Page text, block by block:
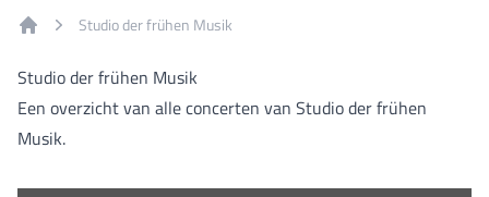
Studio der frühen Musik
Studio der frühen Musik
Een overzicht van alle concerten van Studio der frühen
Musik.